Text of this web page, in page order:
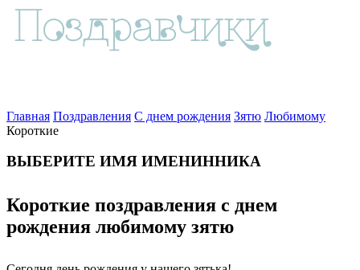
Главная Поздравления С днем рождения Зятю Любимому
Короткие
ВЫБЕРИТЕ ИМЯ ИМЕНИННИКА
Короткие поздравления с днем
рождения любимому зятю